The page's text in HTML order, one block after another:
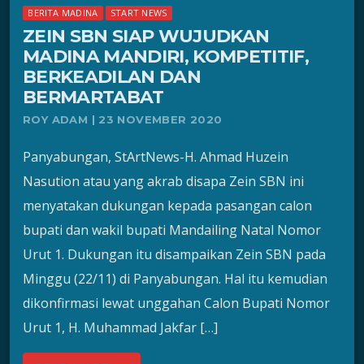
BERITA MADINA START NEWS
ZEIN SBN SIAP WUJUDKAN
MADINA MANDIRI, KOMPETITIF,
BERKEADILAN DAN
BERMARTABAT
ROY ADAM | 23 NOVEMBER 2020
Panyabungan, StArtNews-H. Ahmad Huzein
Nasution atau yang akrab disapa Zein SBN ini
menyatakan dukungan kepada pasangan calon
bupati dan wakil bupati Mandailing Natal Nomor
Urut 1. Dukungan itu disampaikan Zein SBN pada
Minggu (22/11) di Panyabungan. Hal itu kemudian
dikonfirmasi lewat unggahan Calon Bupati Nomor
Urut 1, H. Muhammad Jakfar […]